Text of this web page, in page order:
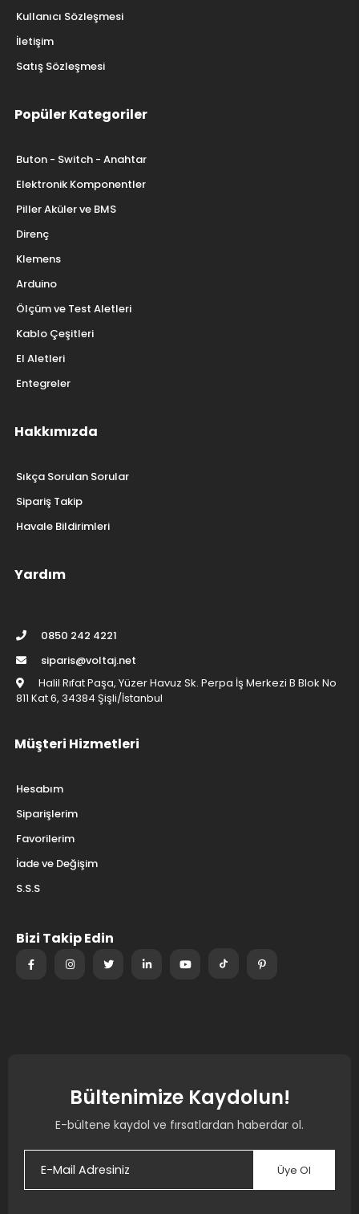
Kullanıcı Sözleşmesi
İletişim
Satış Sözleşmesi
Popüler Kategoriler
Buton - Switch - Anahtar
Elektronik Komponentler
Piller Aküler ve BMS
Direnç
Klemens
Arduino
Ölçüm ve Test Aletleri
Kablo Çeşitleri
El Aletleri
Entegreler
Hakkımızda
Sıkça Sorulan Sorular
Sipariş Takip
Havale Bildirimleri
Yardım
0850 242 4221
siparis@voltaj.net
Halil Rıfat Paşa, Yüzer Havuz Sk. Perpa İş Merkezi B Blok No
811 Kat 6, 34384 Şişli/İstanbul
Müşteri Hizmetleri
Hesabım
Siparişlerim
Favorilerim
İade ve Değişim
S.S.S
Bizi Takip Edin
Bültenimize Kaydolun!
E-bültene kaydol ve fırsatlardan haberdar ol.
Üye Ol